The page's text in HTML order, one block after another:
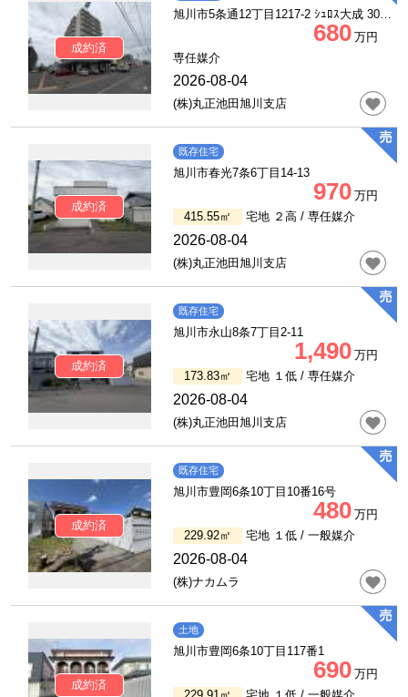
成約済
旭川市5条通12丁目1217-2 ｼｭﾛｽ大成 302
680 万円
専任媒介
2026-08-04
(株)丸正池田旭川支店
成約済
既存住宅
旭川市春光7条6丁目14-13
970 万円
415.55㎡
宅地 ２高 / 専任媒介
2026-08-04
(株)丸正池田旭川支店
成約済
既存住宅
旭川市永山8条7丁目2-11
1,490 万円
173.83㎡
宅地 １低 / 専任媒介
2026-08-04
(株)丸正池田旭川支店
成約済
既存住宅
旭川市豊岡6条10丁目10番16号
480 万円
229.92㎡
宅地 １低 / 一般媒介
2026-08-04
(株)ナカムラ
成約済
土地
旭川市豊岡6条10丁目117番1
690 万円